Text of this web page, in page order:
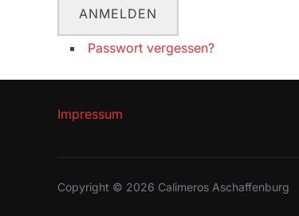
ANMELDEN
Passwort vergessen?
Impressum
Copyright © 2026 Calimeros Aschaffenburg